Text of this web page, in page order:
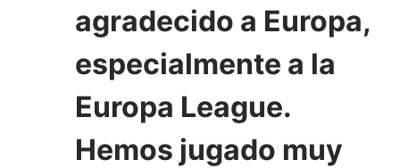
agradecido a Europa,
especialmente a la
Europa League.
Hemos jugado muy